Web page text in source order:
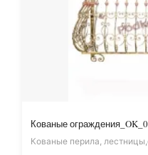
Кованые
Кованые перила,